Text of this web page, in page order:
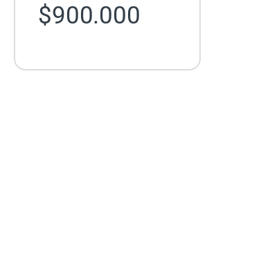
$900.000